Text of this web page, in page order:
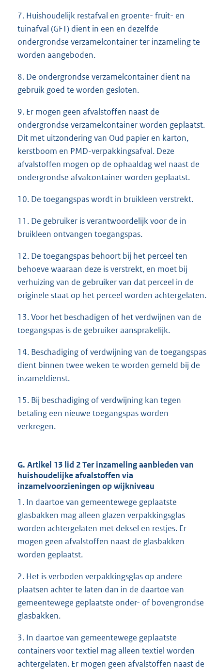
7. Huishoudelijk restafval en groente- fruit- en
tuinafval (GFT) dient in een en dezelfde
ondergrondse verzamelcontainer ter inzameling te
worden aangeboden.
8. De ondergrondse verzamelcontainer dient na
gebruik goed te worden gesloten.
9. Er mogen geen afvalstoffen naast de
ondergrondse verzamelcontainer worden geplaatst.
Dit met uitzondering van Oud papier en karton,
kerstboom en PMD-verpakkingsafval. Deze
afvalstoffen mogen op de ophaaldag wel naast de
ondergrondse afvalcontainer worden geplaatst.
10. De toegangspas wordt in bruikleen verstrekt.
11. De gebruiker is verantwoordelijk voor de in
bruikleen ontvangen toegangspas.
12. De toegangspas behoort bij het perceel ten
behoeve waaraan deze is verstrekt, en moet bij
verhuizing van de gebruiker van dat perceel in de
originele staat op het perceel worden achtergelaten.
13. Voor het beschadigen of het verdwijnen van de
toegangspas is de gebruiker aansprakelijk.
14. Beschadiging of verdwijning van de toegangspas
dient binnen twee weken te worden gemeld bij de
inzameldienst.
15. Bij beschadiging of verdwijning kan tegen
betaling een nieuwe toegangspas worden
verkregen.
G. Artikel 13 lid 2 Ter inzameling aanbieden van
huishoudelijke afvalstoffen via
inzamelvoorzieningen op wijkniveau
1. In daartoe van gemeentewege geplaatste
glasbakken mag alleen glazen verpakkingsglas
worden achtergelaten met deksel en restjes. Er
mogen geen afvalstoffen naast de glasbakken
worden geplaatst.
2. Het is verboden verpakkingsglas op andere
plaatsen achter te laten dan in de daartoe van
gemeentewege geplaatste onder- of bovengrondse
glasbakken.
3. In daartoe van gemeentewege geplaatste
containers voor textiel mag alleen textiel worden
achtergelaten. Er mogen geen afvalstoffen naast de